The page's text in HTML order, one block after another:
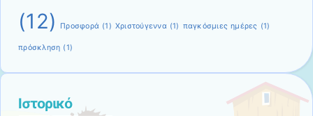
(12)
Προσφορά (1) Χριστούγεννα(1) παγκόσμιες ημέρες (1)
πρόσκληση (1)
Ιστορικό